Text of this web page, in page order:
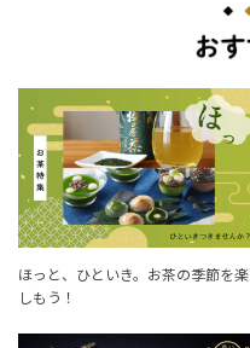
ほっと、ひといき。お茶の季節を楽
しもう！